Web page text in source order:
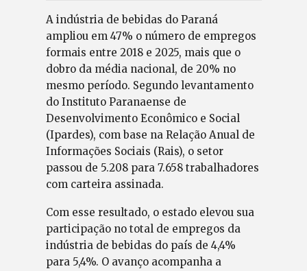
A indústria de bebidas do Paraná
ampliou em 47% o número de empregos
formais entre 2018 e 2025, mais que o
dobro da média nacional, de 20% no
mesmo período. Segundo levantamento
do Instituto Paranaense de
Desenvolvimento Econômico e Social
(Ipardes), com base na Relação Anual de
Informações Sociais (Rais), o setor
passou de 5.208 para 7.658 trabalhadores
com carteira assinada.
Com esse resultado, o estado elevou sua
participação no total de empregos da
indústria de bebidas do país de 4,4%
para 5,4%. O avanço acompanha a